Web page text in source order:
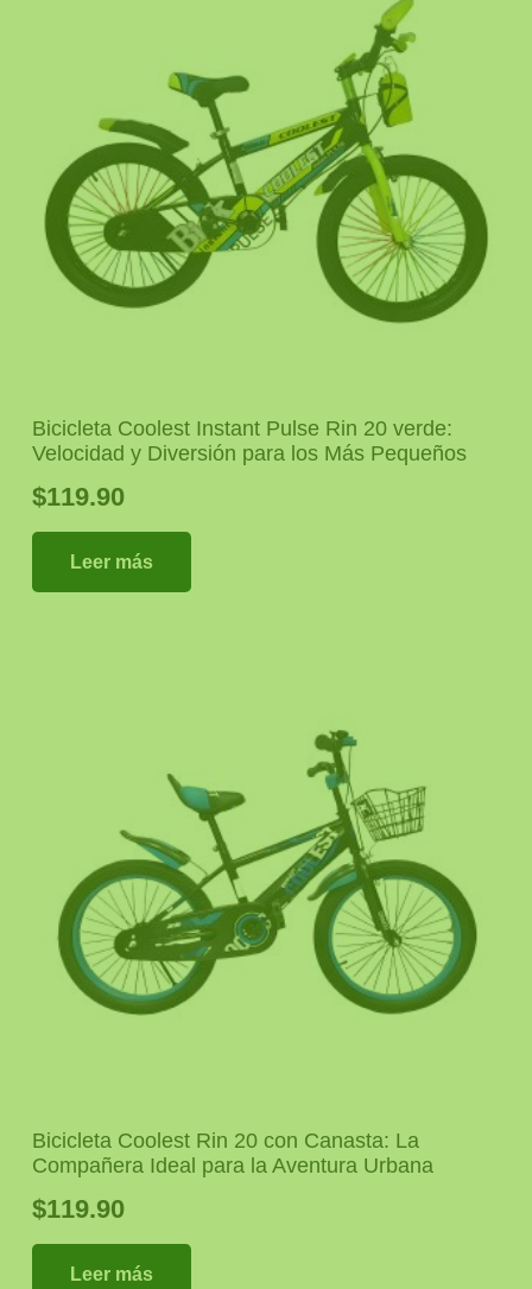
Bicicleta Coolest Instant Pulse Rin 20 verde:
Velocidad y Diversión para los Más Pequeños
$119.90
Leer más
Bicicleta Coolest Rin 20 con Canasta: La
Compañera Ideal para la Aventura Urbana
$119.90
Leer más